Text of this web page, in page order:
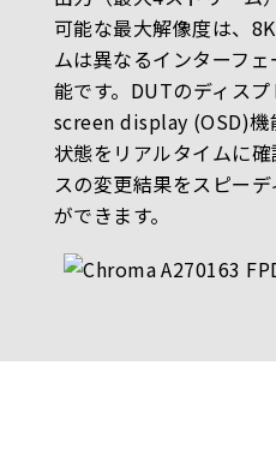
可能な最大解像度は、
ムは異なるインターフ
能です。DUTのディス
screen display (OSD)機
状態をリアルタイムに
スの変更結果をスピー
ができます。